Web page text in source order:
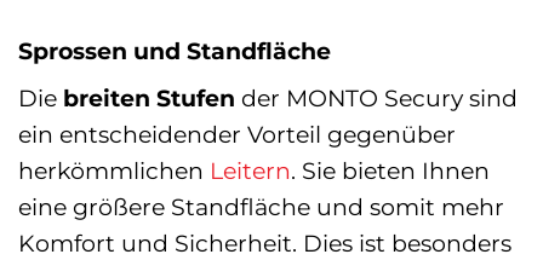
Sprossen und Standfläche
Die breiten Stufen der MONTO Secury sind
ein entscheidender Vorteil gegenüber
herkömmlichen Leitern. Sie bieten Ihnen
eine größere Standfläche und somit mehr
Komfort und Sicherheit. Dies ist besonders